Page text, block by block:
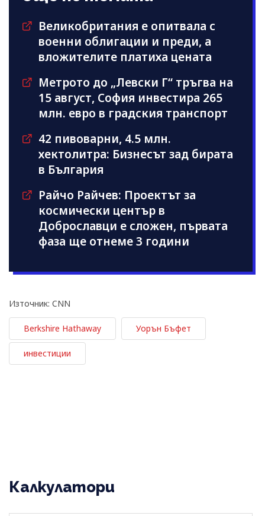
Великобритания е опитвала с
военни облигации и преди, а
вложителите платиха цената
Метрото до „Левски Г“ тръгва на
15 август, София инвестира 265
млн. евро в градския транспорт
42 пивоварни, 4.5 млн.
хектолитра: Бизнесът зад бирата
в България
Райчо Райчев: Проектът за
космически център в
Доброславци е сложен, първата
фаза ще отнеме 3 години
Източник: CNN
Berkshire Hathaway Уорън Бъфет
инвестиции
Калкулатори